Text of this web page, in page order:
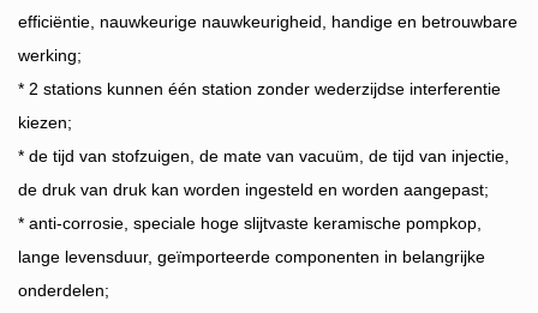
efficiëntie, nauwkeurige nauwkeurigheid, handige en betrouwbare
werking;
* 2 stations kunnen één station zonder wederzijdse interferentie
kiezen;
* de tijd van stofzuigen, de mate van vacuüm, de tijd van injectie,
de druk van druk kan worden ingesteld en worden aangepast;
* anti-corrosie, speciale hoge slijtvaste keramische pompkop,
lange levensduur, geïmporteerde componenten in belangrijke
onderdelen;